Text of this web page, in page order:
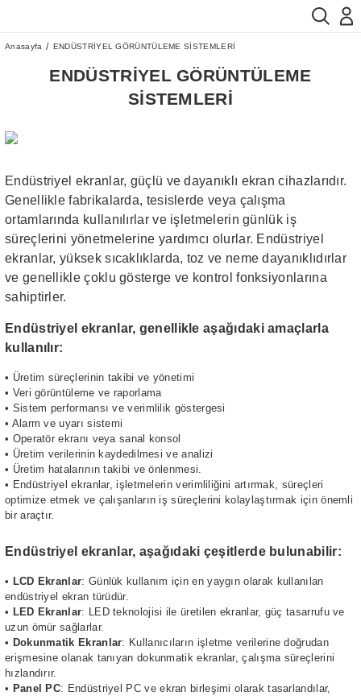
Anasayfa ENDÜSTRİYEL GÖRÜNTÜLEME SİSTEMLERİ
ENDÜSTRİYEL GÖRÜNTÜLEME
SİSTEMLERİ
Endüstriyel ekranlar, güçlü ve dayanıklı ekran cihazlarıdır.
Genellikle fabrikalarda, tesislerde veya çalışma
ortamlarında kullanılırlar ve işletmelerin günlük iş
süreçlerini yönetmelerine yardımcı olurlar. Endüstriyel
ekranlar, yüksek sıcaklıklarda, toz ve neme dayanıklıdırlar
ve genellikle çoklu gösterge ve kontrol fonksiyonlarına
sahiptirler.
Endüstriyel ekranlar, genellikle aşağıdaki amaçlarla
kullanılır:
• Üretim süreçlerinin takibi ve yönetimi
• Veri görüntüleme ve raporlama
• Sistem performansı ve verimlilik göstergesi
• Alarm ve uyarı sistemi
• Operatör ekranı veya sanal konsol
• Üretim verilerinin kaydedilmesi ve analizi
• Üretim hatalarının takibi ve önlenmesi.
• Endüstriyel ekranlar, işletmelerin verimliliğini artırmak, süreçleri
optimize etmek ve çalışanların iş süreçlerini kolaylaştırmak için önemli
bir araçtır.
Endüstriyel ekranlar, aşağıdaki çeşitlerde bulunabilir:
• LCD Ekranlar: Günlük kullanım için en yaygın olarak kullanılan
endüstriyel ekran türüdür.
• LED Ekranlar: LED teknolojisi ile üretilen ekranlar, güç tasarrufu ve
uzun ömür sağlarlar.
• Dokunmatik Ekranlar: Kullanıcıların işletme verilerine doğrudan
erişmesine olanak tanıyan dokunmatik ekranlar, çalışma süreçlerini
hızlandırır.
• Panel PC: Endüstriyel PC ve ekran birleşimi olarak tasarlandılar,